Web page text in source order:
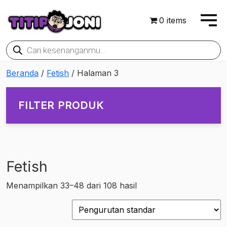
0 items
Products
search
Beranda / Fetish / Halaman 3
FILTER PRODUK
Rp171,000
512,663 854,325 1,195,988
Fetish
Menampilkan 33–48 dari 108 hasil